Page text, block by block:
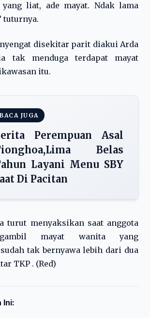
yang liat, ade mayat. Ndak lama
tuturnya.
disekitar parit diakui Arda
tak menduga terdapat mayat
itu.
BACA JUGA
Perempuan Asal
Belas
Layani Menu SBY
Di Pacitan
turut menyaksikan saat anggota
mayat wanita yang
tak bernyawa lebih dari dua
TKP . (Red)
Ini: